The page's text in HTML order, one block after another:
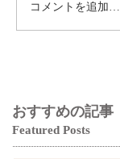
コメントを追加…
おすすめの記事
Featured Posts